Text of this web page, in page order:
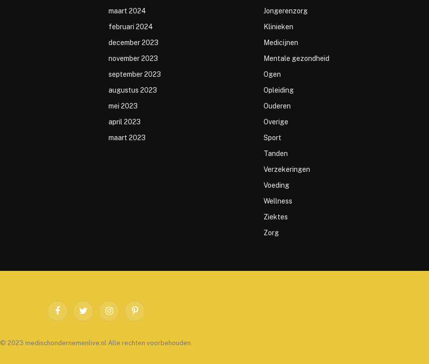
maart 2024
februari 2024
december 2023
november 2023
september 2023
augustus 2023
mei 2023
april 2023
maart 2023
Jongerenzorg
Klinieken
Medicijnen
Mentale gezondheid
Ogen
Opleiding
Ouderen
Overige
Sport
Tanden
Verzekeringen
Voeding
Wellness
Ziektes
Zorg
FacebookTwitter InstagramPinterest
© 2023 medischondernemenlive.nl Alle rechten voorbehouden.